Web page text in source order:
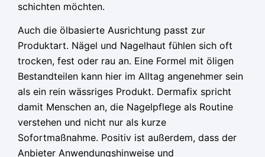
schichten möchten.
Auch die ölbasierte Ausrichtung passt zur
Produktart. Nägel und Nagelhaut fühlen sich oft
trocken, fest oder rau an. Eine Formel mit öligen
Bestandteilen kann hier im Alltag angenehmer sein
als ein rein wässriges Produkt. Dermafix spricht
damit Menschen an, die Nagelpflege als Routine
verstehen und nicht nur als kurze
Sofortmaßnahme. Positiv ist außerdem, dass der
Anbieter Anwendungshinweise und